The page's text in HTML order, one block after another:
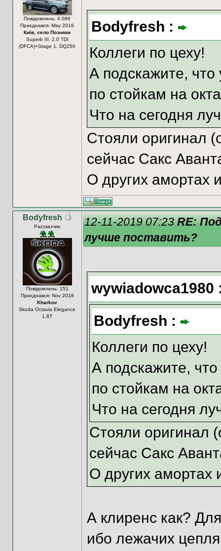
Повідомлень: 4 086
Приєднався: May 2016
Київ, село Позняки
Superb III, 2.0 TDI
(DFCA)+Stage 1, DQ250
Bodyfresh :
Коллеги по цеху!
А подскажите, что
по стойкам на
Что на сегодня
Стояли оригинал
сейчас Сакс
О других амортах
Bodyfresh
Рассказчик
Повідомлень: 151
Приєднався: Nov 2018
Kharkov
Skoda Octavia Elegance
1.8T
12-11-2019 07:23RE:
лучше поставить?
wywiadowca1980
Bodyfresh :
Коллеги по цеху!
А подскажите,
по стойкам на
Что на сегодня
Стояли оригинал
сейчас Сакс
О других амортах
А клиренс как?
ибо лежачих